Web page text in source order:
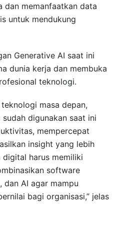
dan memanfaatkan data
untuk mendukung
Generative AI saat ini
dunia kerja dan membuka
teknologi.
masa depan,
digunakan saat ini
mempercepat
insight yang lebih
harus memiliki
software
dan AI agar mampu
bagi organisasi,” jelas